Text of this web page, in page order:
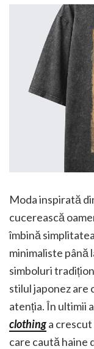
Moda inspirată
cucerească
îmbină
minimaliste până
simboluri
stilul japonez are
atenția. În ultimii
clothinga
care caută haine